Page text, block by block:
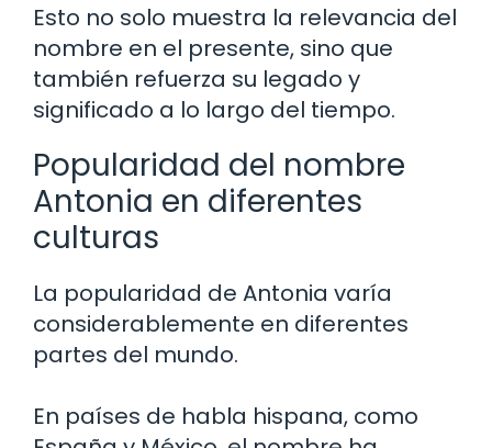
Esto no solo muestra la relevancia del
nombre en el presente, sino que
también refuerza su legado y
significado a lo largo del tiempo.
Popularidad del nombre
Antonia en diferentes
culturas
La popularidad de Antonia varía
considerablemente en diferentes
partes del mundo.
En países de habla hispana, como